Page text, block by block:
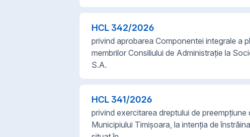
HCL 342/2026
privind aprobarea Componentei integrale a
membrilor Consiliului de Administrație la
S.A.
HCL 341/2026
privind exercitarea dreptului de preempțiune
Municipiului Timișoara, la intenția de